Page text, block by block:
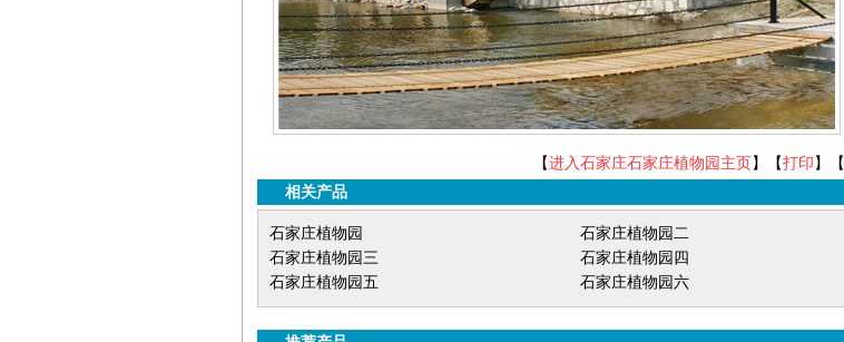
【进入石家庄石家庄植物园主页 】【打印 】【
相关产品
石家庄植物园
石家庄植物园二
石家庄植物园三
石家庄植物园四
石家庄植物园五
石家庄植物园六